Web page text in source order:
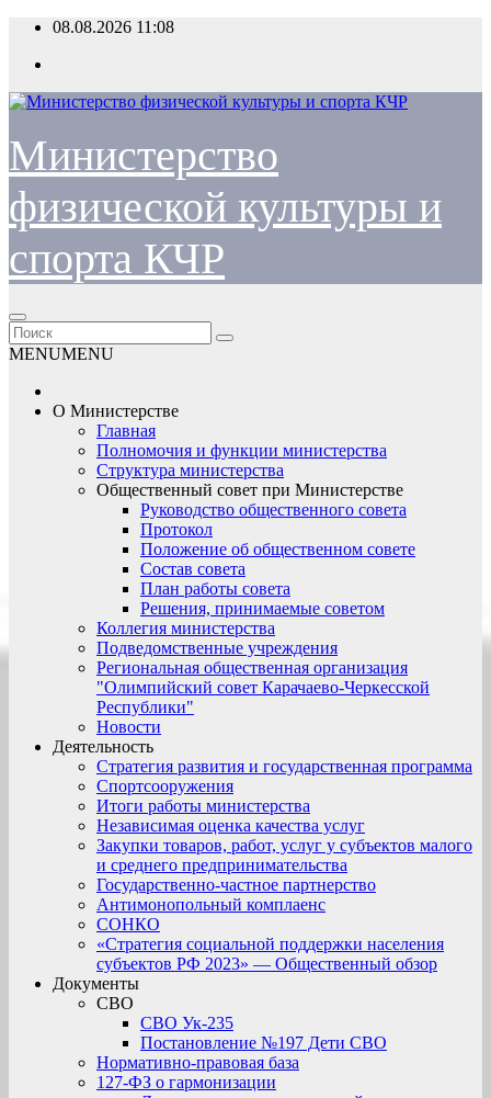
Перейти
содержимому
08.08.2026 11:08
Министерство
физической культуры и
спорта КЧР
MENUMENU
О Министерстве
Главная
Полномочия и функции министерства
Структура министерства
Общественный совет при Министерстве
Руководство общественного совета
Протокол
Положение об общественном совете
Состав совета
План работы совета
Решения, принимаемые советом
Коллегия министерства
Подведомственные учреждения
Региональная общественная организация
"Олимпийский совет Карачаево-Черкесской
Республики"
Новости
Деятельность
Стратегия развития и государственная программа
Спортсооружения
Итоги работы министерства
Независимая оценка качества услуг
Закупки товаров, работ, услуг у субъектов малого
и среднего предпринимательства
Государственно-частное партнерство
Антимонопольный комплаенс
СОНКО
«Стратегия социальной поддержки населения
субъектов РФ 2023» — Общественный обзор
Документы
СВО
СВО Ук-235
Постановление №197 Дети СВО
Нормативно-правовая база
127-ФЗ о гармонизации